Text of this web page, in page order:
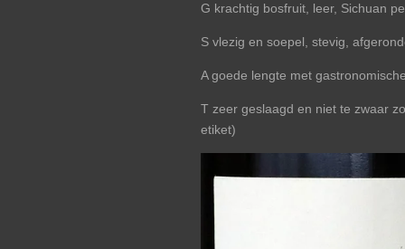
G krachtig bosfruit, leer, Sichuan
S vlezig en soepel, stevig,
A goede lengte met
T zeer geslaagd en niet te zwaar
etiket)